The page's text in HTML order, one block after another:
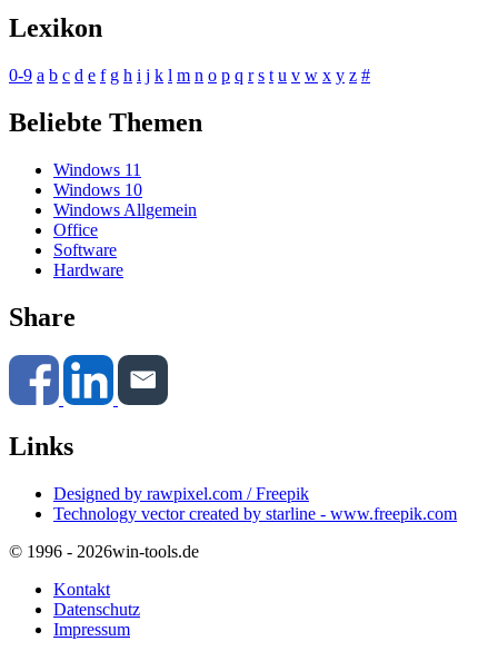
Lexikon
0-9 a b c d e f g h i j k l m n o p q r s t u v w x y z #
Beliebte Themen
Windows 11
Windows 10
Windows Allgemein
Office
Software
Hardware
Share
Links
Designed by rawpixel.com / Freepik
Technology vector created by starline - www.freepik.com
© 1996 - 2026win-tools.de
Kontakt
Datenschutz
Impressum